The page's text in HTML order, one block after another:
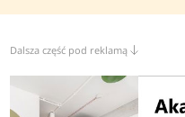
Dalsza część pod reklamą